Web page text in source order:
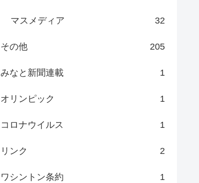
マスメディア 32
その他 205
みなと新聞連載 1
オリンピック 1
コロナウイルス 1
リンク 2
ワシントン条約 1